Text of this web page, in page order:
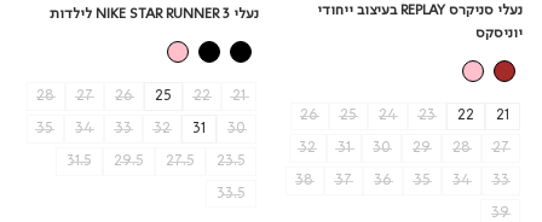
נעלי סניקרס REPLAY בעיצוב ייחודי
יוניסקס
21
22
23
24
25
26
27
28
29
30
31
32
33
34
35
36
37
38
39
נעלי NIKE STAR RUNNER 3 לילדות
21
22
25
26
27
28
30
31
32
33
34
35
23.5
27.5
29.5
31.5
33.5